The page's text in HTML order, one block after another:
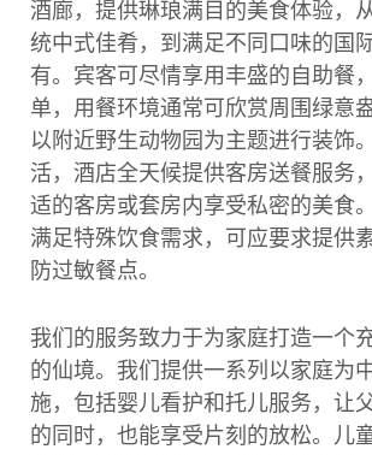
酒廊，提供琳琅满目的美食体验，
统中式佳肴，到满足不同口味的国
有。宾客可尽情享用丰盛的自助餐
单，用餐环境通常可欣赏周围绿意
以附近野生动物园为主题进行装饰
活，酒店全天候提供客房送餐服务
适的客房或套房内享受私密的美食
满足特殊饮食需求，可应要求提供
防过敏餐点。
我们的服务致力于为家庭打造一个
的仙境。我们提供一系列以家庭为
施，包括婴儿看护和托儿服务，让
的同时，也能享受片刻的放松。儿